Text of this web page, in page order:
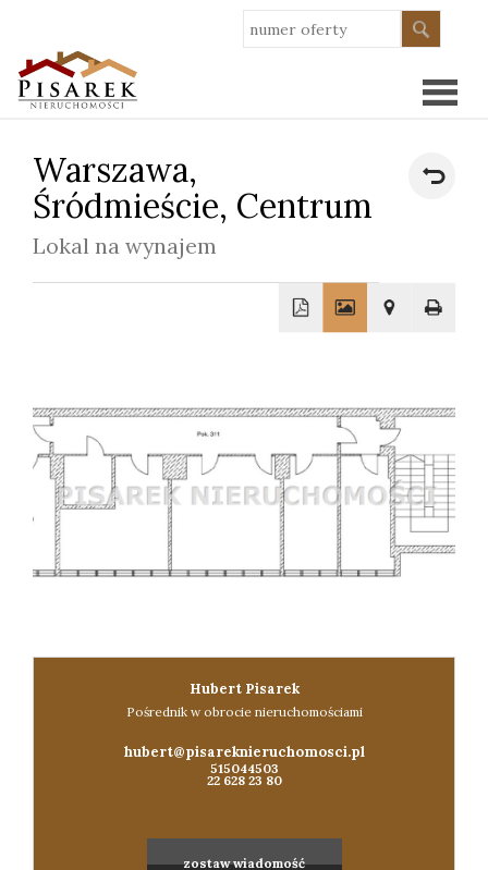
Strona
nas
Oferty
Warszawa,
Śródmieście, Centrum
Lokal na wynajem
Hubert Pisarek
Pośrednik w obrocie nieruchomościami
hubert@pisareknieruchomosci.pl
515044503
22 628 23 80
zostaw wiadomość